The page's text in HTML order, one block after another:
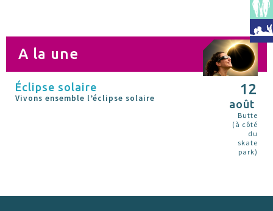
A la une
Éclipse solaire
Vivons ensemble l’éclipse solaire
12
août
Butte
(à côté
du
skate
park)